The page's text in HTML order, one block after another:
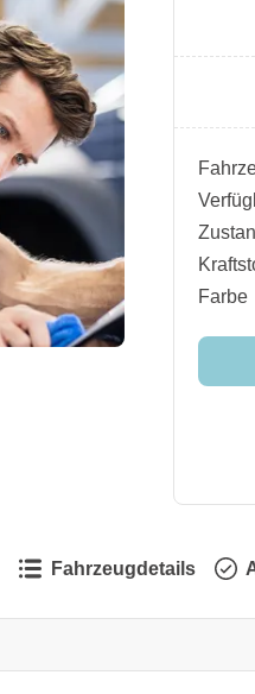
Farbe
Fahrzeugdetails